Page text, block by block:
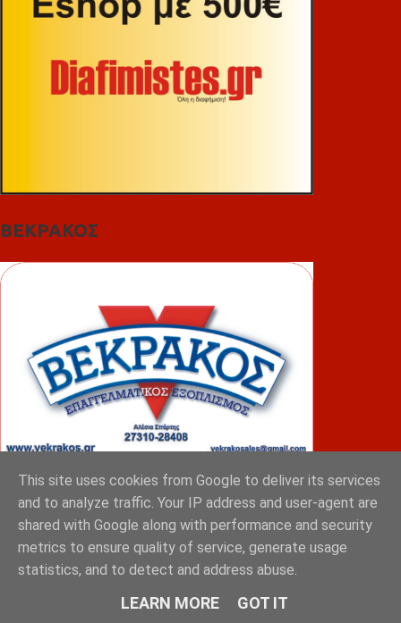
ΒΕΚΡΑΚΟΣ
ΦΟΥΝΤΑΣ
This site uses cookies from Google to deliver its services
and to analyze traffic. Your IP address and user-agent are
shared with Google along with performance and security
metrics to ensure quality of service, generate usage
statistics, and to detect and address abuse.
LEARN MORE GOT IT